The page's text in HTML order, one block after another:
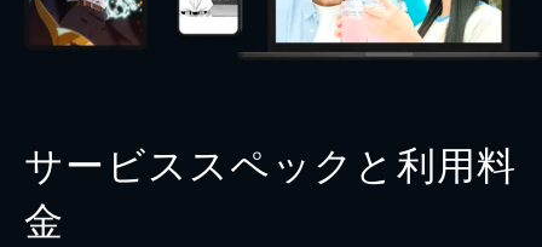
サービススペックと利用料
金